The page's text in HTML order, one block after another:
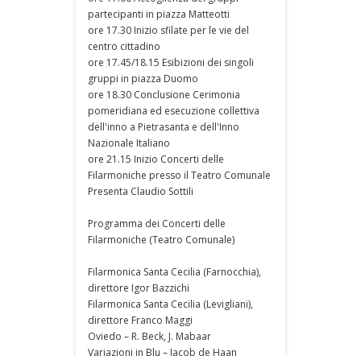
partecipanti in piazza Matteotti
ore 17.30 Inizio sfilate per le vie del
centro cittadino
ore 17.45/18.15 Esibizioni dei singoli
gruppi in piazza Duomo
ore 18.30 Conclusione Cerimonia
pomeridiana ed esecuzione collettiva
dell'inno a Pietrasanta e dell'Inno
Nazionale Italiano
ore 21.15 Inizio Concerti delle
Filarmoniche presso il Teatro Comunale
Presenta Claudio Sottili
Programma dei Concerti delle
Filarmoniche (Teatro Comunale)
Filarmonica Santa Cecilia (Farnocchia),
direttore Igor Bazzichi
Filarmonica Santa Cecilia (Levigliani),
direttore Franco Maggi
Oviedo – R. Beck, J. Mabaar
Variazioni in Blu – Jacob de Haan